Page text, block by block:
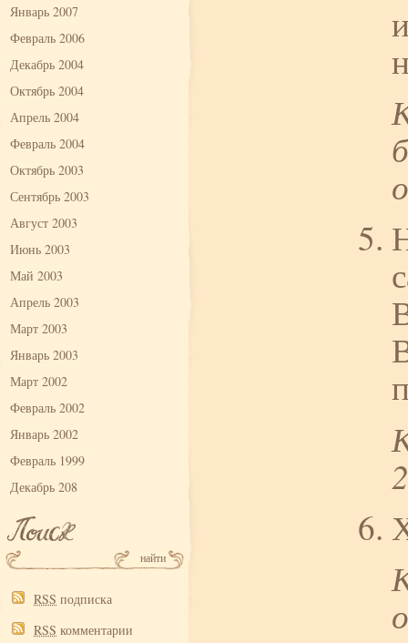
Январь 2007
Февраль 2006
Декабрь 2004
Октябрь 2004
Апрель 2004
Февраль 2004
Октябрь 2003
Сентябрь 2003
Август 2003
Июнь 2003
Май 2003
Апрель 2003
Март 2003
Январь 2003
Март 2002
Февраль 2002
Январь 2002
Февраль 1999
Декабрь 208
RSS подписка
RSS комментарии